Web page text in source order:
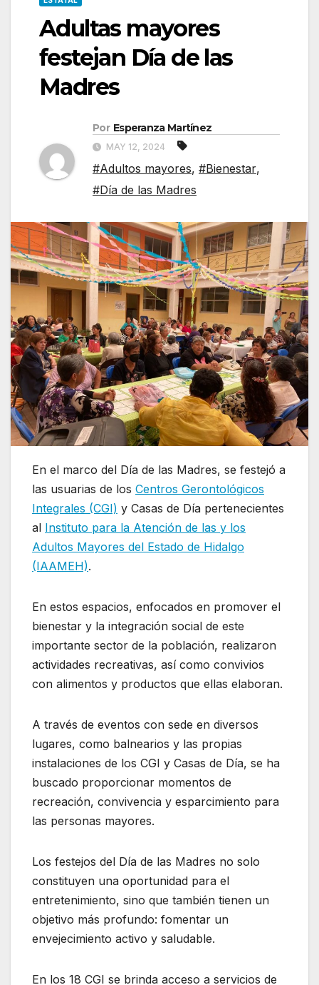
Adultas mayores
festejan Día de las
Madres
Por Esperanza Martínez
MAY 12, 2024
#Adultos mayores, #Bienestar,
#Día de las Madres
En el marco del Día de las Madres, se festejó a
las usuarias de los Centros Gerontológicos
Integrales (CGI) y Casas de Día pertenecientes
al Instituto para la Atención de las y los
Adultos Mayores del Estado de Hidalgo
(IAAMEH).
En estos espacios, enfocados en promover el
bienestar y la integración social de este
importante sector de la población, realizaron
actividades recreativas, así como convivios
con alimentos y productos que ellas elaboran.
A través de eventos con sede en diversos
lugares, como balnearios y las propias
instalaciones de los CGI y Casas de Día, se ha
buscado proporcionar momentos de
recreación, convivencia y esparcimiento para
las personas mayores.
Los festejos del Día de las Madres no solo
constituyen una oportunidad para el
entretenimiento, sino que también tienen un
objetivo más profundo: fomentar un
envejecimiento activo y saludable.
En los 18 CGI se brinda acceso a servicios de